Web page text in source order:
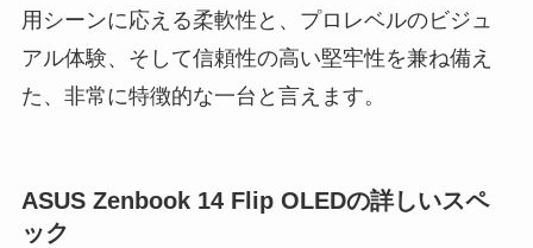
用シーンに応える柔軟性と、プロレベルのビジュ
アル体験、そして信頼性の高い堅牢性を兼ね備え
た、非常に特徴的な一台と言えます。
ASUS Zenbook 14 Flip OLEDの詳しいスペ
ック